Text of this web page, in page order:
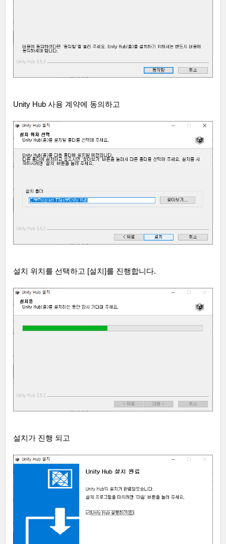
Unity Hub 사용 계약에 동의하고
설치 위치를 선택하고 [설치]를 진행합니다.
설치가 진행 되고